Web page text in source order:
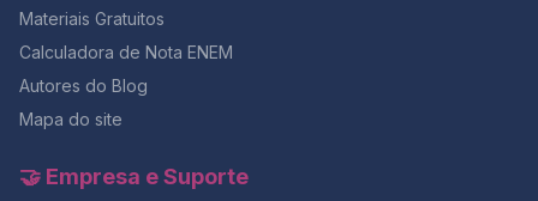
Materiais Gratuitos
Calculadora de Nota ENEM
Autores do Blog
Mapa do site
🤝 Empresa e Suporte